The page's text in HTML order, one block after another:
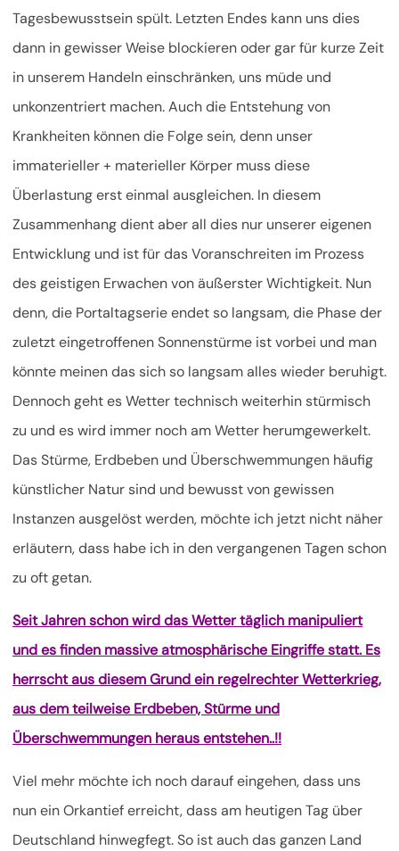
Tagesbewusstsein spült. Letzten Endes kann uns dies
dann in gewisser Weise blockieren oder gar für kurze Zeit
in unserem Handeln einschränken, uns müde und
unkonzentriert machen. Auch die Entstehung von
Krankheiten können die Folge sein, denn unser
immaterieller + materieller Körper muss diese
Überlastung erst einmal ausgleichen. In diesem
Zusammenhang dient aber all dies nur unserer eigenen
Entwicklung und ist für das Voranschreiten im Prozess
des geistigen Erwachen von äußerster Wichtigkeit. Nun
denn, die Portaltagserie endet so langsam, die Phase der
zuletzt eingetroffenen Sonnenstürme ist vorbei und man
könnte meinen das sich so langsam alles wieder beruhigt.
Dennoch geht es Wetter technisch weiterhin stürmisch
zu und es wird immer noch am Wetter herumgewerkelt.
Das Stürme, Erdbeben und Überschwemmungen häufig
künstlicher Natur sind und bewusst von gewissen
Instanzen ausgelöst werden, möchte ich jetzt nicht näher
erläutern, dass habe ich in den vergangenen Tagen schon
zu oft getan.
Seit Jahren schon wird das Wetter täglich manipuliert
und es finden massive atmosphärische Eingriffe statt. Es
herrscht aus diesem Grund ein regelrechter Wetterkrieg,
aus dem teilweise Erdbeben, Stürme und
Überschwemmungen heraus entstehen..!!
Viel mehr möchte ich noch darauf eingehen, dass uns
nun ein Orkantief erreicht, dass am heutigen Tag über
Deutschland hinwegfegt. So ist auch das ganzen Land